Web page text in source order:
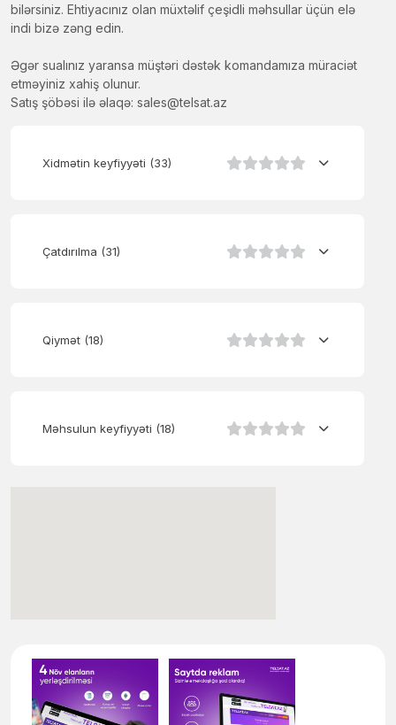
bilərsiniz. Ehtiyacınız olan müxtəlif çeşidli məhsullar üçün elə
indi bizə zəng edin.
Əgər sualınız yaransa müştəri dəstək komandamıza müraciət
etməyiniz xahiş olunur.
Satış şöbəsi ilə əlaqə: sales@telsat.az
Xidmətin keyfiyyəti (33)
Çatdırılma (31)
Qiymət (18)
Məhsulun keyfiyyəti (18)